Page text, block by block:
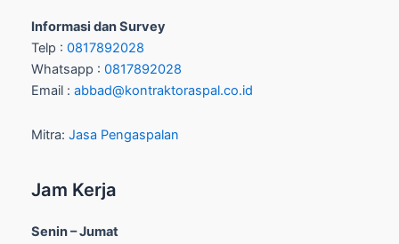
Informasi dan Survey
Telp : 0817892028
Whatsapp : 0817892028
Email : abbad@kontraktoraspal.co.id
Mitra: Jasa Pengaspalan
Jam Kerja
Senin – Jumat